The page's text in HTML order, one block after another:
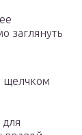
заглянуть
щелчком